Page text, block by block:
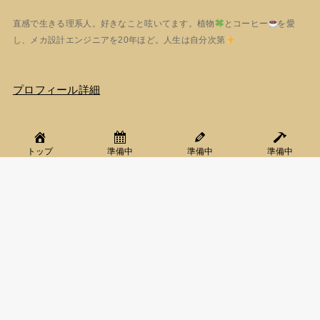
直感で生きる理系人。好きなこと呟いてます。植物 とコーヒー
を愛
し、メカ設計エンジニアを20年ほど。人生は自分次第
プロフィール詳細
Tags
トップ 準備中 準備中 準備中